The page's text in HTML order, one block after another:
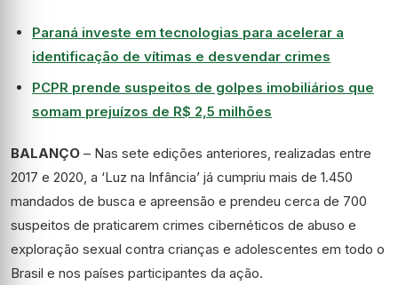
Paraná investe em tecnologias para acelerar a
identificação de vítimas e desvendar crimes
PCPR prende suspeitos de golpes imobiliários que
somam prejuízos de R$ 2,5 milhões
BALANÇO – Nas sete edições anteriores, realizadas entre
2017 e 2020, a ‘Luz na Infância’ já cumpriu mais de 1.450
mandados de busca e apreensão e prendeu cerca de 700
suspeitos de praticarem crimes cibernéticos de abuso e
exploração sexual contra crianças e adolescentes em todo o
Brasil e nos países participantes da ação.